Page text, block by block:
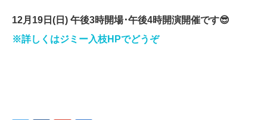
12月 19 日 ( 日 ) 午後3時開場･午後4時開演開催です😎
※詳しくはジミー入枝HPでどうぞ